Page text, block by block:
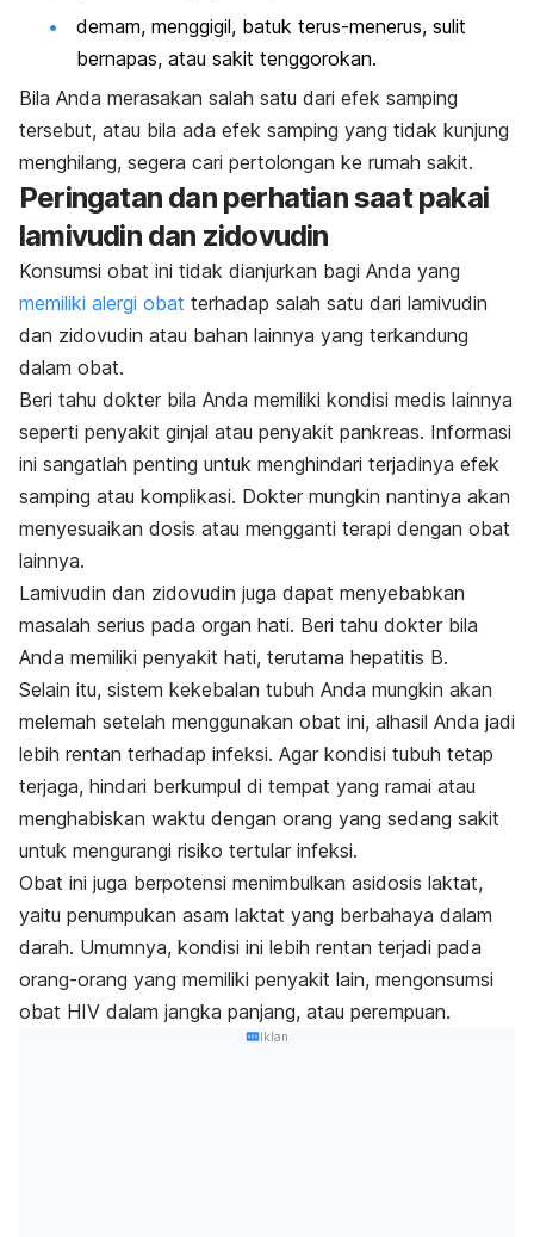
demam, menggigil, batuk terus-menerus, sulit
bernapas, atau sakit tenggorokan.
Bila Anda merasakan salah satu dari efek samping
tersebut, atau bila ada efek samping yang tidak kunjung
menghilang, segera cari pertolongan ke rumah sakit.
Peringatan dan perhatian saat pakai
lamivudin dan zidovudin
Konsumsi obat ini tidak dianjurkan bagi Anda yang
memiliki alergi obat terhadap salah satu dari lamivudin
dan zidovudin atau bahan lainnya yang terkandung
dalam obat.
Beri tahu dokter bila Anda memiliki kondisi medis lainnya
seperti penyakit ginjal atau penyakit pankreas. Informasi
ini sangatlah penting untuk menghindari terjadinya efek
samping atau komplikasi. Dokter mungkin nantinya akan
menyesuaikan dosis atau mengganti terapi dengan obat
lainnya.
Lamivudin dan zidovudin juga dapat menyebabkan
masalah serius pada organ hati. Beri tahu dokter bila
Anda memiliki penyakit hati, terutama hepatitis B.
Selain itu, sistem kekebalan tubuh Anda mungkin akan
melemah setelah menggunakan obat ini, alhasil Anda jadi
lebih rentan terhadap infeksi. Agar kondisi tubuh tetap
terjaga, hindari berkumpul di tempat yang ramai atau
menghabiskan waktu dengan orang yang sedang sakit
untuk mengurangi risiko tertular infeksi.
Obat ini juga berpotensi menimbulkan asidosis laktat,
yaitu penumpukan asam laktat yang berbahaya dalam
darah. Umumnya, kondisi ini lebih rentan terjadi pada
orang-orang yang memiliki penyakit lain, mengonsumsi
obat HIV dalam jangka panjang, atau perempuan.
Iklan